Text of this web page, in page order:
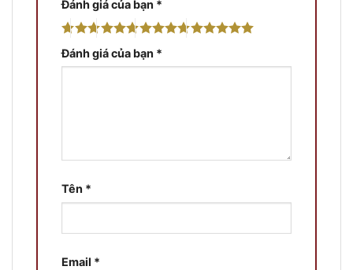
Đánh giá của bạn *
Đánh giá của bạn *
Tên *
Email *